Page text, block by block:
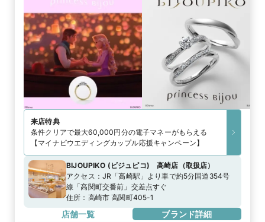
来店特典
条件クリアで最大60,000円分の電子マネーがもらえる
【マイナビウエディングカップル応援キャンペーン】
BIJOUPIKO (ビジュピコ) 高崎店 （取扱店）
アクセス： JR「高崎駅」より車で約5分国道354号
線「高関町交番前」交差点すぐ
住所： 高崎市 高関町405-1
店舗一覧 ブランド詳細